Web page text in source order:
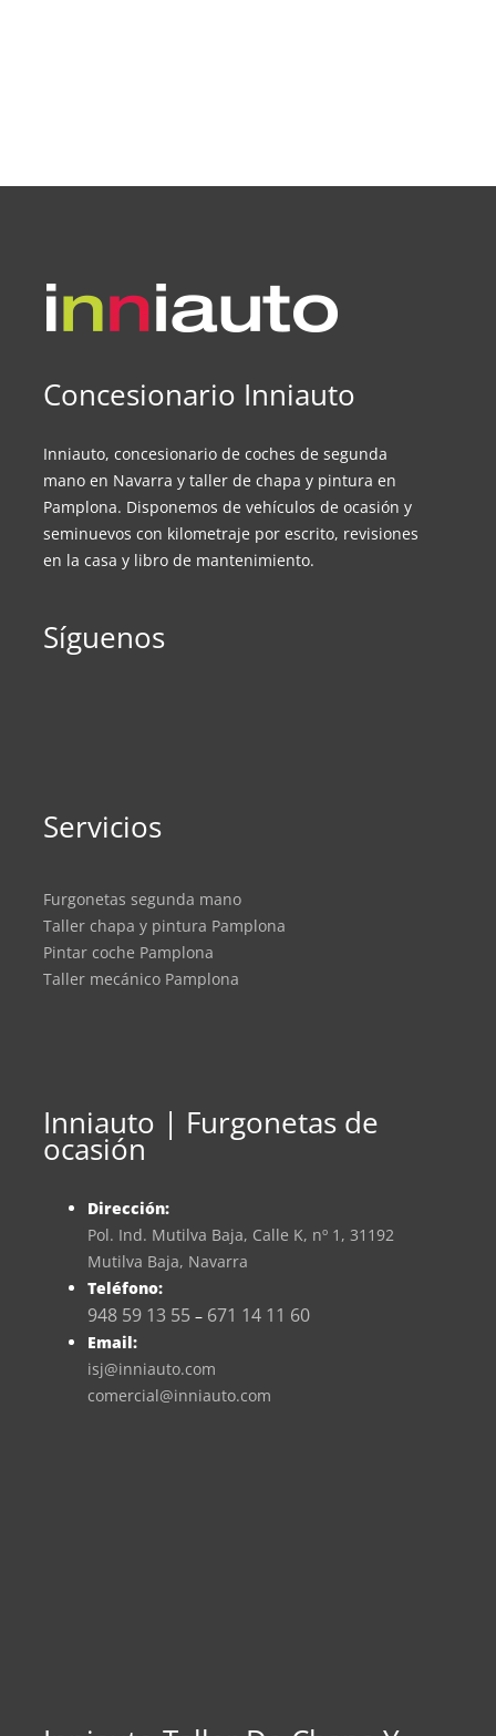
Concesionario Inniauto
Inniauto, concesionario de coches de segunda
mano en Navarra y taller de chapa y pintura en
Pamplona. Disponemos de vehículos de ocasión y
seminuevos con kilometraje por escrito, revisiones
en la casa y libro de mantenimiento.
Síguenos
Servicios
Furgonetas segunda mano
Taller chapa y pintura Pamplona
Pintar coche Pamplona
Taller mecánico Pamplona
Inniauto | Furgonetas de
ocasión
Dirección:
Pol. Ind. Mutilva Baja, Calle K, nº 1, 31192
Mutilva Baja, Navarra
Teléfono:
948 59 13 55 – 671 14 11 60
Email:
isj@inniauto.com
comercial@inniauto.com